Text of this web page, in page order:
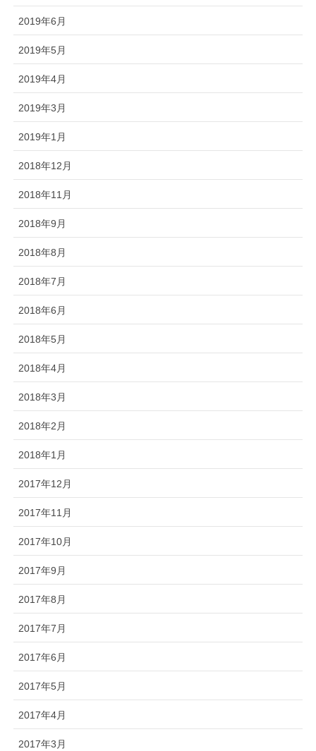
2019年6月
2019年5月
2019年4月
2019年3月
2019年1月
2018年12月
2018年11月
2018年9月
2018年8月
2018年7月
2018年6月
2018年5月
2018年4月
2018年3月
2018年2月
2018年1月
2017年12月
2017年11月
2017年10月
2017年9月
2017年8月
2017年7月
2017年6月
2017年5月
2017年4月
2017年3月